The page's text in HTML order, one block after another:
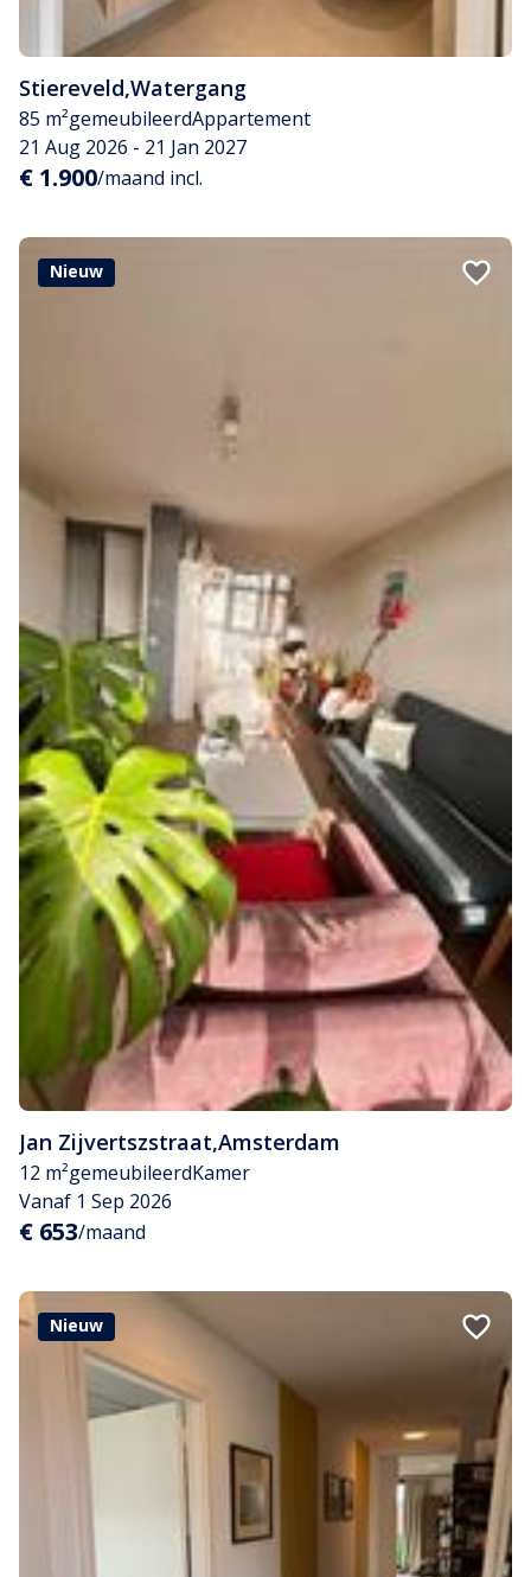
Stiereveld,Watergang
85 m²gemeubileerdAppartement
21 Aug 2026 - 21 Jan 2027
€ 1.900/maand incl.
Nieuw
Jan Zijvertszstraat,Amsterdam
12 m²gemeubileerdKamer
Vanaf 1 Sep 2026
€ 653/maand
Nieuw